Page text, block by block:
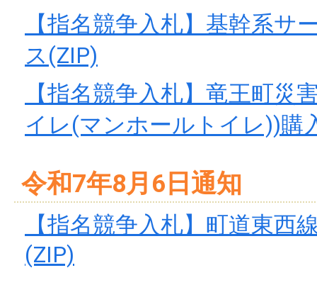
【指名競争入札】基幹系サ
ス(ZIP)
【指名競争入札】竜王町災
イレ(マンホールトイレ))購
令和7年8月6日通知
【指名競争入札】町道東西
(ZIP)